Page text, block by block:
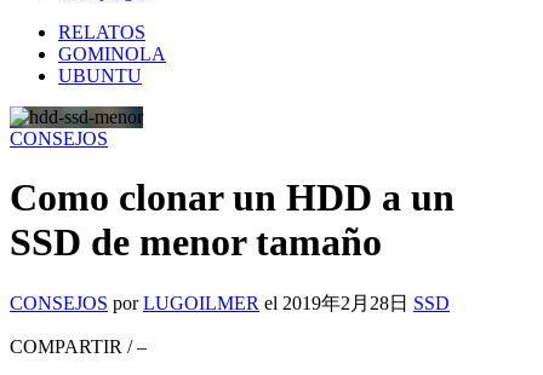
RELATOS
GOMINOLA
UBUNTU
CONSEJOS
Como clonar un HDD a un
SSD de menor tamaño
CONSEJOS por LUGOILMER el 2019年2月28日 SSD
COMPARTIR / –